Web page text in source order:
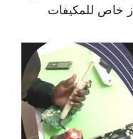
خاص للمكيفات